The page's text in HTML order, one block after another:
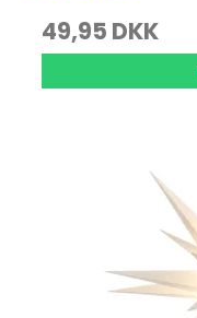
49,95 DKK